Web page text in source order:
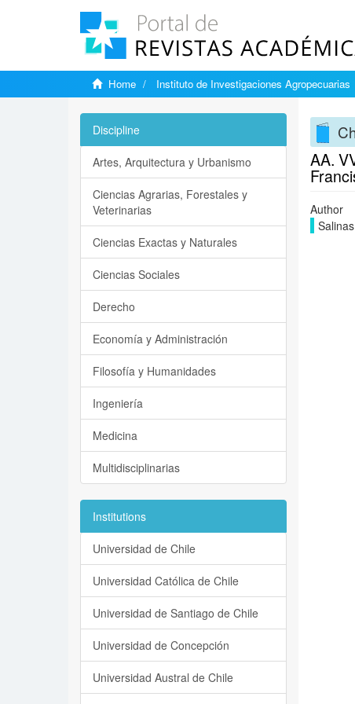
Home Instituto de Investigaciones Agropecuarias
AA.
Author
Discipline
Artes, Arquitectura y Urbanismo
Ciencias Agrarias, Forestales y
Veterinarias
Ciencias Exactas y Naturales
Ciencias Sociales
Derecho
Economía y Administración
Filosofía y Humanidades
Ingeniería
Medicina
Multidisciplinarias
Institutions
Universidad de Chile
Universidad Católica de Chile
Universidad de Santiago de Chile
Universidad de Concepción
Universidad Austral de Chile